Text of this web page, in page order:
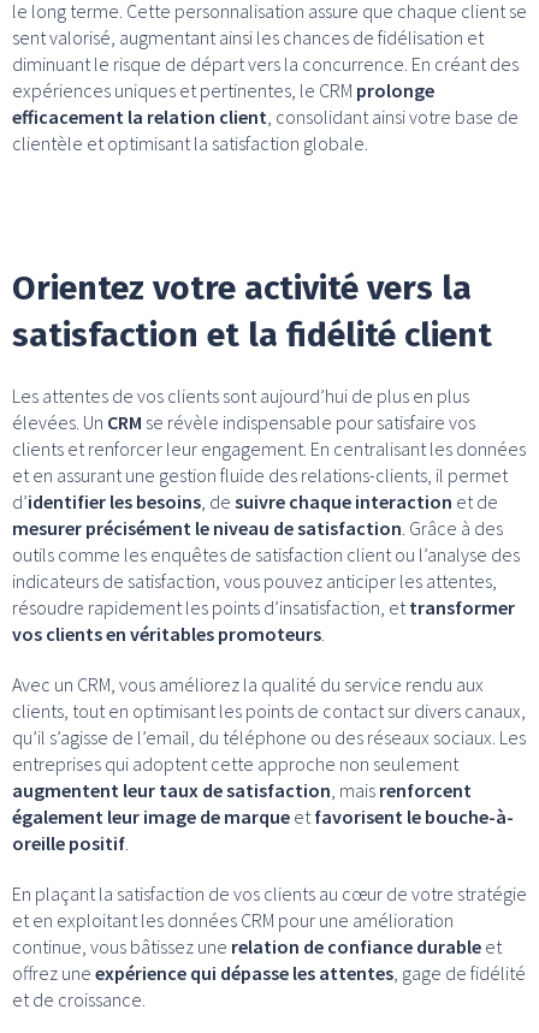
le long terme. Cette personnalisation assure que chaque client se
sent valorisé, augmentant ainsi les chances de fidélisation et
diminuant le risque de départ vers la concurrence. En créant des
expériences uniques et pertinentes, le CRM prolonge
efficacement la relation client , consolidant ainsi votre base de
clientèle et optimisant la satisfaction globale.
Orientez votre activité vers la
satisfaction et la fidélité client
Les attentes de vos clients sont aujourd’hui de plus en plus
élevées. Un CRM se révèle indispensable pour satisfaire vos
clients et renforcer leur engagement. En centralisant les données
et en assurant une gestion fluide des relations-clients, il permet
d’identifier les besoins , de suivre chaque interaction et de
mesurer précisément le niveau de satisfaction . Grâce à des
outils comme les enquêtes de satisfaction client ou l’analyse des
indicateurs de satisfaction, vous pouvez anticiper les attentes,
résoudre rapidement les points d’insatisfaction, et transformer
vos clients en véritables promoteurs
Avec un CRM, vous améliorez la qualité du service rendu aux
clients, tout en optimisant les points de contact sur divers canaux,
qu’il s’agisse de l’email, du téléphone ou des réseaux sociaux. Les
entreprises qui adoptent cette approche non seulement
augmentent leur taux de satisfaction , mais renforcent
également leur image de marque et favorisent le bouche-à-
oreille positif
En plaçant la satisfaction de vos clients au cœur de votre stratégie
et en exploitant les données CRM pour une amélioration
continue, vous bâtissez une relation de confiance durable et
offrez une expérience qui dépasse les attentes , gage de fidélité
et de croissance.